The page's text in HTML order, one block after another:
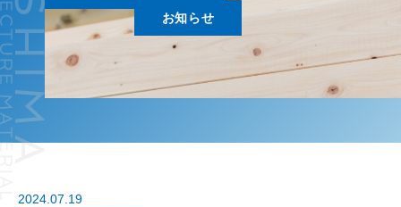
お知らせ
2024.07.19